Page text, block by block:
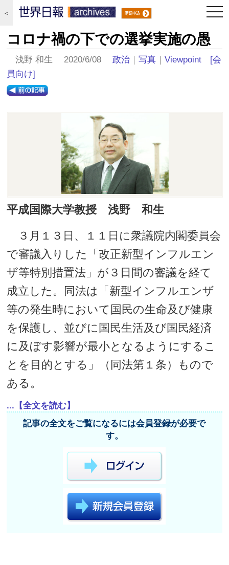
＜
コロナ禍の下での選挙実施の愚
浅野 和生 2020/6/08政治 ｜写真 ｜Viewpoint
[会
員向け]
平成国際大学教授 浅野 和生
３月１３日、１１日に衆議院内閣委員会
で審議入りした「改正新型インフルエン
ザ等特別措置法」が３日間の審議を経て
成立した。同法は「新型インフルエンザ
等の発生時において国民の生命及び健康
を保護し、並びに国民生活及び国民経済
に及ぼす影響が最小となるようにするこ
とを目的とする」（同法第１条）もので
ある。
...【全文を読む】
記事の全文をご覧になるには会員登録が必要で
す。